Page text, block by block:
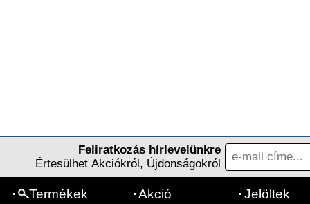
Feliratkozás hírlevelünkre
Értesülhet Akciókról, Újdonságokról
Termékek
Akció
Jelöltek